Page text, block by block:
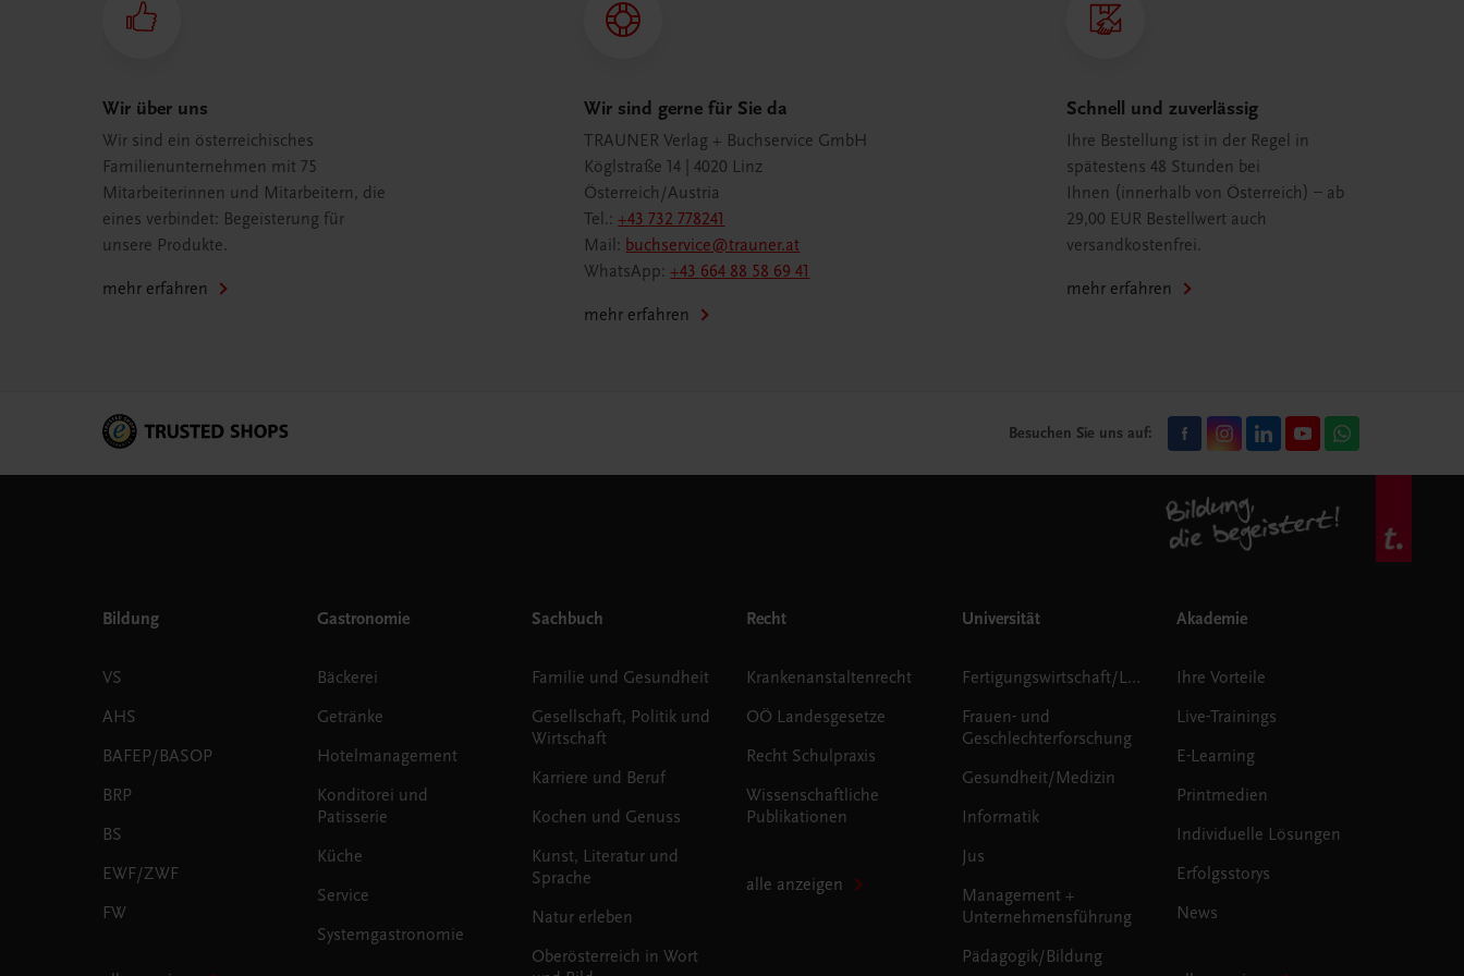
Wir über uns
Wir sind ein österreichisches
Familienunternehmen mit 75
Mitarbeiterinnen und Mitarbeitern, die
eines verbindet: Begeisterung für
unsere Produkte.
mehr erfahren
Wir sind gerne für Sie da
TRAUNER Verlag + Buchservice GmbH
Köglstraße 14 | 4020 Linz
Österreich/Austria
Tel.:+43 732 778241
Mail: buchservice@trauner.at
WhatsApp:+43 664 88 58 69 41
mehr erfahren
Schnell und zuverlässig
Ihre Bestellung ist in der Regel in
spätestens 48 Stunden bei
Ihnen (innerhalb von Österreich) – ab
29,00 EUR Bestellwert auch
versandkostenfrei.
mehr erfahren
Besuchen Sie uns auf:
Bildung
VS
AHS
BAFEP/BASOP
BRP
BS
EWF/ZWF
FW
Gastronomie
Bäckerei
Getränke
Hotelmanagement
Konditorei und
Patisserie
Küche
Service
Systemgastronomie
Sachbuch
Familie und Gesundheit
Gesellschaft, Politik und
Wirtschaft
Karriere und Beruf
Kochen und Genuss
Kunst, Literatur und
Sprache
Natur erleben
Oberösterreich in Wort
Recht
Krankenanstaltenrecht
OÖ Landesgesetze
Recht Schulpraxis
Wissenschaftliche
Publikationen
alle anzeigen
Universität
Fertigungswirtschaft/Logistik
Frauen- und
Geschlechterforschung
Gesundheit/Medizin
Informatik
Jus
Management +
Unternehmensführung
Pädagogik/Bildung
Akademie
Ihre Vorteile
Live-Trainings
E-Learning
Printmedien
Individuelle Lösungen
Erfolgsstorys
News